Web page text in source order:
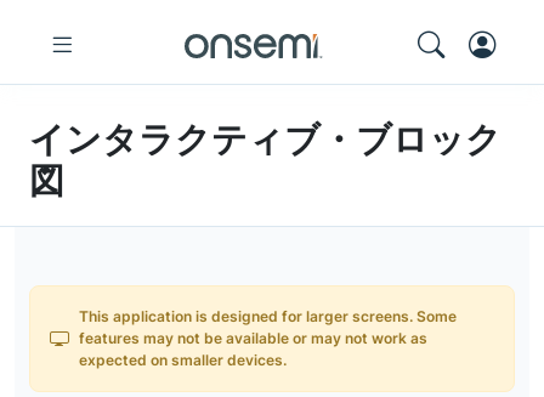
インタラクティブ・ブロック
図
This application is designed for larger screens. Some
features may not be available or may not work as
expected on smaller devices.